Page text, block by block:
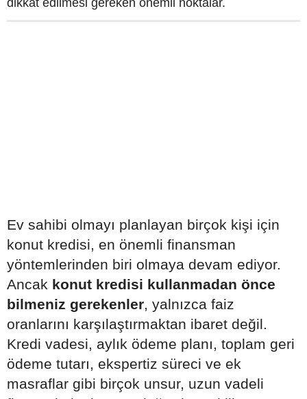
dikkat edilmesi gereken önemli noktalar.
Ev sahibi olmayı planlayan birçok kişi için
konut kredisi, en önemli finansman
yöntemlerinden biri olmaya devam ediyor.
Ancak konut kredisi kullanmadan önce
bilmeniz gerekenler, yalnızca faiz
oranlarını karşılaştırmaktan ibaret değil.
Kredi vadesi, aylık ödeme planı, toplam geri
ödeme tutarı, ekspertiz süreci ve ek
masraflar gibi birçok unsur, uzun vadeli